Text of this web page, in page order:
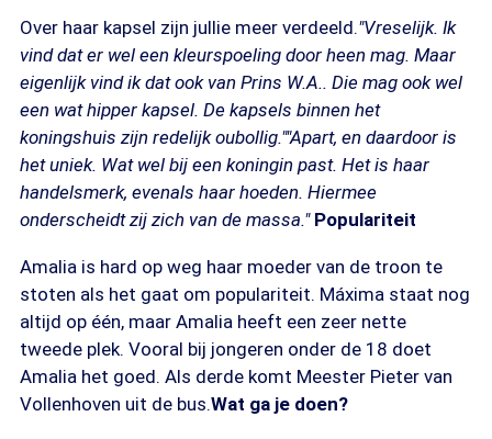
Over haar kapsel zijn jullie meer verdeeld."Vreselijk. Ik
vind dat er wel een kleurspoeling door heen mag. Maar
eigenlijk vind ik dat ook van Prins W.A.. Die mag ook wel
een wat hipper kapsel. De kapsels binnen het
koningshuis zijn redelijk oubollig.""Apart, en daardoor is
het uniek. Wat wel bij een koningin past. Het is haar
handelsmerk, evenals haar hoeden. Hiermee
onderscheidt zij zich van de massa." Populariteit
Amalia is hard op weg haar moeder van de troon te
stoten als het gaat om populariteit. Máxima staat nog
altijd op één, maar Amalia heeft een zeer nette
tweede plek. Vooral bij jongeren onder de 18 doet
Amalia het goed. Als derde komt Meester Pieter van
Vollenhoven uit de bus.Wat ga je doen?